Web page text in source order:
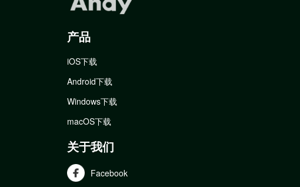
产品
iOS下载
Android下载
Windows下载
macOS下载
关于我们
Facebook